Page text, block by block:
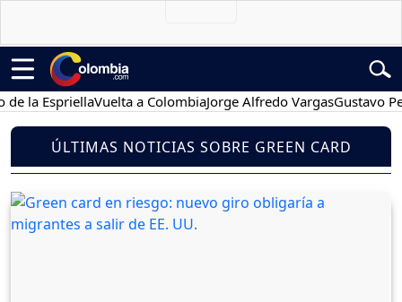
Vuelta a ColombiaJorge Alfredo VargasGustavo Petro
ÚLTIMAS NOTICIAS SOBRE GREEN CARD